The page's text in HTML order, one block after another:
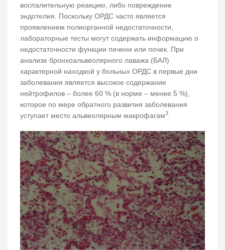
воспалительную реакцию, либо повреждение
эндотелия. Поскольку ОРДС часто является
проявлением полиорганной недостаточности,
лабораторные тесты могут содержать информацию о
недостаточности функции печени или почек. При
анализе бронхоальвеолярного лаважа (БАЛ)
характерной находкой у больных ОРДС в первые дни
заболевания является высокое содержание
нейтрофилов – более 60 % (в норме – менее 5 %),
которое по мере обратного развития заболевания
уступает место альвеолярным макрофагам3